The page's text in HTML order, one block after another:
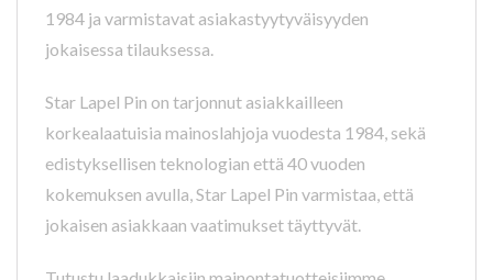
1984 ja varmistavat asiakastyytyväisyyden
jokaisessa tilauksessa.
Star Lapel Pin on tarjonnut asiakkailleen
korkealaatuisia mainoslahjoja vuodesta 1984, sekä
edistyksellisen teknologian että 40 vuoden
kokemuksen avulla, Star Lapel Pin varmistaa, että
jokaisen asiakkaan vaatimukset täyttyvät.